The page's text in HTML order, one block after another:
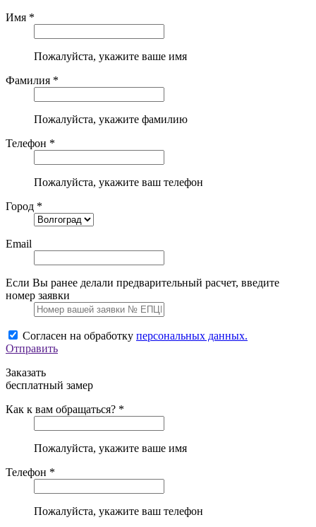
Имя *
Пожалуйста, укажите ваше имя
Фамилия *
Пожалуйста, укажите фамилию
Телефон *
Пожалуйста, укажите ваш телефон
Город *
Email
Если Вы ранее делали предварительный расчет, введите
номер заявки
Согласен на обработку персональных данных.
Отправить
Заказать
бесплатный замер
Как к вам обращаться? *
Пожалуйста, укажите ваше имя
Телефон *
Пожалуйста, укажите ваш телефон